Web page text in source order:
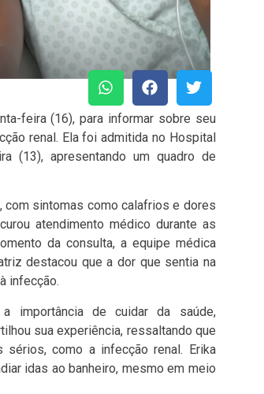
feira (16), para informar sobre seu
renal. Ela foi admitida no Hospital
(13), apresentando um quadro de
com sintomas como calafrios e dores
atendimento médico durante as
da consulta, a equipe médica
destacou que a dor que sentia na
infecção.
importância de cuidar da saúde,
sua experiência, ressaltando que
como a infecção renal. Erika
idas ao banheiro, mesmo em meio